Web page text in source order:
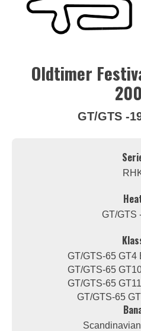
Oldtimer
GT/GTS -
GT/GTS
GT/GTS-65 GT4
GT/GTS-65
GT/GTS-65
GT/GTS-65